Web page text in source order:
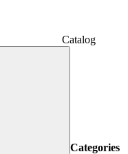
Catalog
Categories